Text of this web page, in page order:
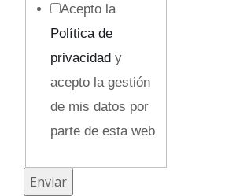
t
Acepto la
Política de
privacidady
acepto la gestión
de mis datos por
parte de esta web
Enviar